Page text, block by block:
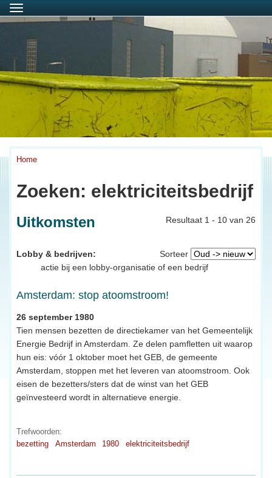
Menu
Home
Zoeken: elektriciteitsbedrijf
Resultaat 1 - 10 van 26
Uitkomsten
Sorteer
Lobby & bedrijven:
actie bij een lobby-organisatie of een bedrijf
Amsterdam: stop atoomstroom!
26 september 1980
Tien mensen bezetten de directiekamer van het Gemeentelijk
Energie Bedrijf in Amsterdam. Ze delen pamfletten uit waarop
hun eis: vóór 1 oktober moet het GEB, de gemeente
Amsterdam, stoppen met het leveren van atoomstroom. Ook
eisen de bezetters/sters dat de winst van het GEB
geïnvesteerd wordt in alternatieve energie.
Trefwoorden:
bezetting
Amsterdam 1980 elektriciteitsbedrijf